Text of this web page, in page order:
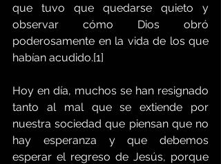
que tuvo que quedarse quieto y
observar cómo Dios obró
poderosamente en la vida de los que
habían acudido.[1]
Hoy en día, muchos se han resignado
tanto al mal que se extiende por
nuestra sociedad que piensan que no
hay esperanza y que debemos
esperar el regreso de Jesús, porque